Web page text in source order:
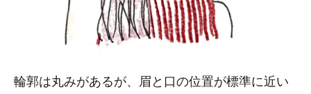
輪郭は丸みがあるが、眉と口の位置が標準に近い